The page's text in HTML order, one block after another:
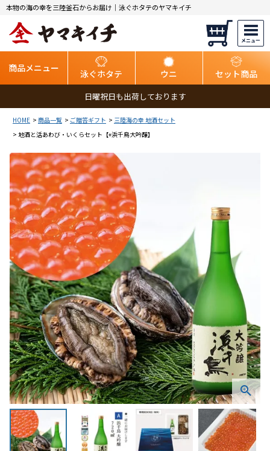
本物の海の幸を三陸釜石からお届け｜泳ぐホタテのヤマキイチ
商品メニュー 泳ぐホタテ ウニ セット商品
日曜祝日も出荷しております
HOME 商品一覧 ご贈答ギフト
三陸海の幸 地酒セット
地酒と活あわび・いくらセット【+浜千鳥大吟醸】